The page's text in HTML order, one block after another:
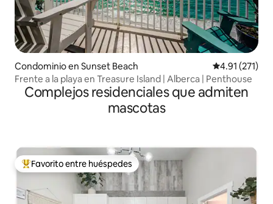
Condominio en Sunset Beach Calificación
4.91 (271)
Frente a la playa en Treasure Island | Alberca | Penthouse
Complejos residenciales que admiten
mascotas
De los mejores en Favorito entre huéspedes
Favorito entre huéspedes